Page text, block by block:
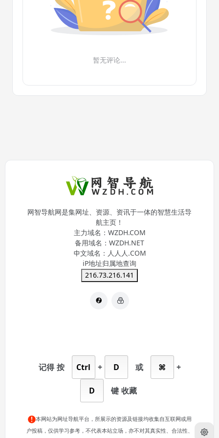
暂无评论...
网智导航网是集网址、资源、资讯于一体的智慧生活导
航主页！
主力域名： WZDH.COM
备用域名： WZDH.NET
中文域名： 人人人.COM
iP地址归属地查询
216.73.216.141
记得 按 Ctrl + D 或 ⌘ +
D 键 收藏
本网站为网址导航平台，所展示的资源及链接均收集自互联网或用
户投稿，仅供学习参考，不代表本站立场，亦不对其真实性、合法性、